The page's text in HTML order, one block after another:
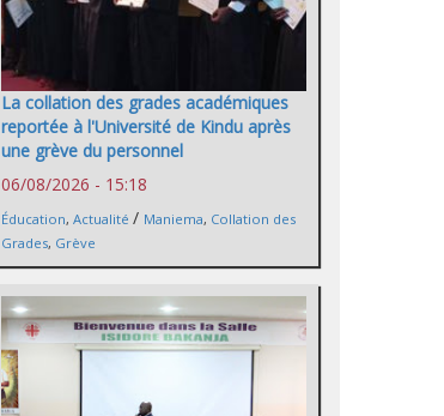
La collation des grades académiques
reportée à l'Université de Kindu après
une grève du personnel
06/08/2026 - 15:18
Éducation, Actualité / Maniema, Collation des
Grades, Grève